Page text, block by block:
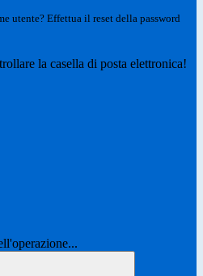
utente? Effettua il reset della password
la casella di posta elettronica!